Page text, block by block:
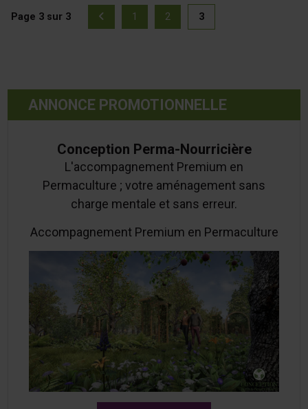
Page 3 sur 3
Page précédente
1
2
3
ANNONCE PROMOTIONNELLE
Conception Perma-Nourricière
L'accompagnement Premium en
Permaculture ; votre aménagement sans
charge mentale et sans erreur.
Accompagnement Premium en Permaculture